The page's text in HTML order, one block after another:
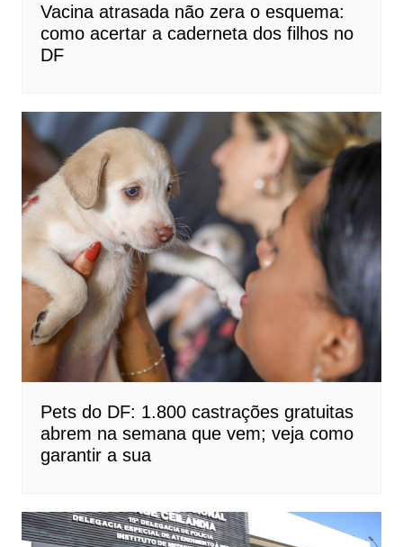
Vacina atrasada não zera o esquema:
como acertar a caderneta dos filhos no
DF
Pets do DF: 1.800 castrações gratuitas
abrem na semana que vem; veja como
garantir a sua